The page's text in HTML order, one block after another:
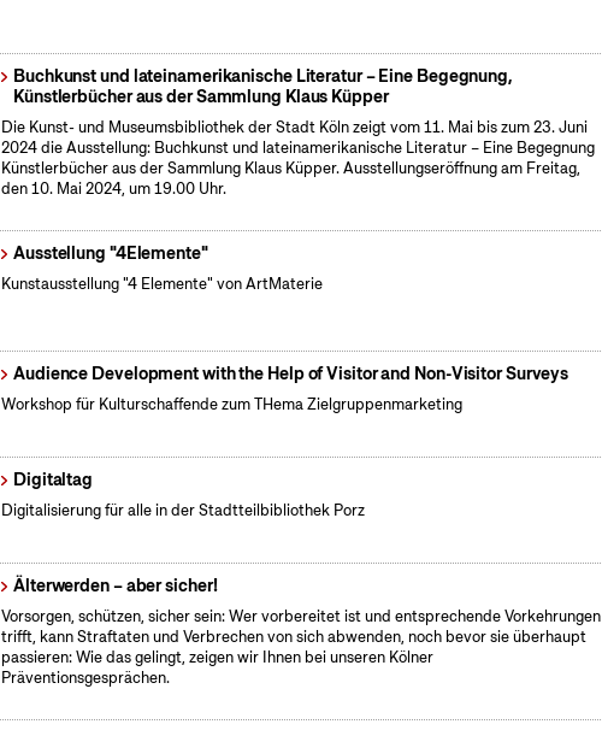
Buchkunst und lateinamerikanische Literatur – Eine Begegnung,
Künstlerbücher aus der Sammlung Klaus Küpper
Die Kunst- und Museumsbibliothek der Stadt Köln zeigt vom 11. Mai bis zum 23. Juni
2024 die Ausstellung: Buchkunst und lateinamerikanische Literatur – Eine Begegnung
Künstlerbücher aus der Sammlung Klaus Küpper. Ausstellungseröffnung am Freitag,
den 10. Mai 2024, um 19.00 Uhr.
Ausstellung "4Elemente"
Kunstausstellung "4 Elemente" von ArtMaterie
Audience Development with the Help of Visitor and Non-Visitor Surveys
Workshop für Kulturschaffende zum THema Zielgruppenmarketing
Digitaltag
Digitalisierung für alle in der Stadtteilbibliothek Porz
Älterwerden – aber sicher!
Vorsorgen, schützen, sicher sein: Wer vorbereitet ist und entsprechende Vorkehrungen
trifft, kann Straftaten und Verbrechen von sich abwenden, noch bevor sie überhaupt
passieren: Wie das gelingt, zeigen wir Ihnen bei unseren Kölner
Präventionsgesprächen.